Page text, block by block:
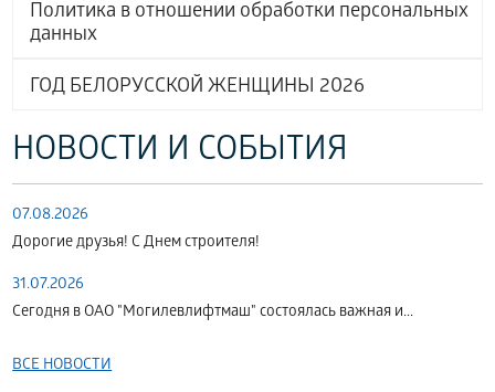
Политика в отношении обработки персональных
данных
ГОД БЕЛОРУССКОЙ ЖЕНЩИНЫ 2026
НОВОСТИ И СОБЫТИЯ
07.08.2026
Дорогие друзья! С Днем строителя!
31.07.2026
Сегодня в ОАО "Могилевлифтмаш" состоялась важная и...
ВСЕ НОВОСТИ